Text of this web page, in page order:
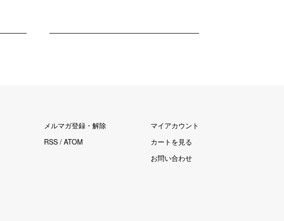
メルマガ登録・解除
RSS / ATOM
マイアカウント
カートを見る
お問い合わせ